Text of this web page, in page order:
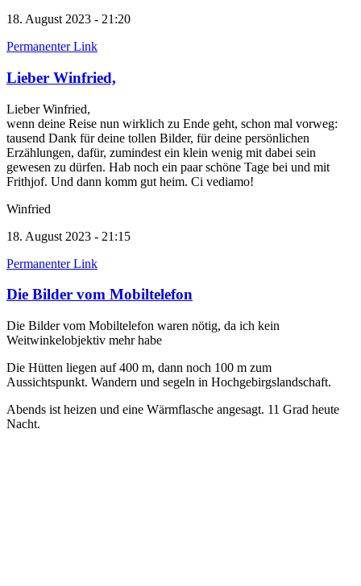
18. August 2023 - 21:20
Permanenter Link
Lieber Winfried,
Lieber Winfried,
wenn deine Reise nun wirklich zu Ende geht, schon mal vorweg:
tausend Dank für deine tollen Bilder, für deine persönlichen
Erzählungen, dafür, zumindest ein klein wenig mit dabei sein
gewesen zu dürfen. Hab noch ein paar schöne Tage bei und mit
Frithjof. Und dann komm gut heim. Ci vediamo!
Winfried
18. August 2023 - 21:15
Permanenter Link
Die Bilder vom Mobiltelefon
Die Bilder vom Mobiltelefon waren nötig, da ich kein
Weitwinkelobjektiv mehr habe
Die Hütten liegen auf 400 m, dann noch 100 m zum
Aussichtspunkt. Wandern und segeln in Hochgebirgslandschaft.
Abends ist heizen und eine Wärmflasche angesagt. 11 Grad heute
Nacht.